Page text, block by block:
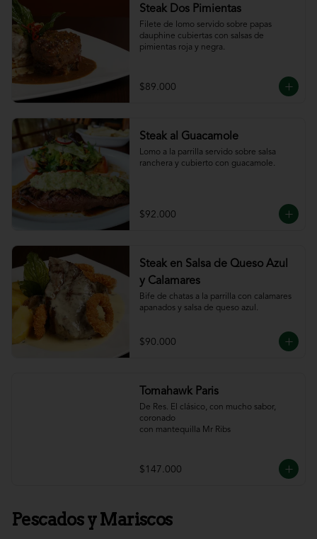
Steak Dos Pimientas
Filete de lomo servido sobre papas
dauphine cubiertas con salsas de
pimientas roja y negra.
$89.000
Steak al Guacamole
Lomo a la parrilla servido sobre salsa
ranchera y cubierto con guacamole.
$92.000
Steak en Salsa de Queso Azul
y Calamares
Bife de chatas a la parrilla con calamares
apanados y salsa de queso azul.
$90.000
Tomahawk Paris
De Res. El clásico, con mucho sabor,
coronado
con mantequilla Mr Ribs
$147.000
Pescados y Mariscos